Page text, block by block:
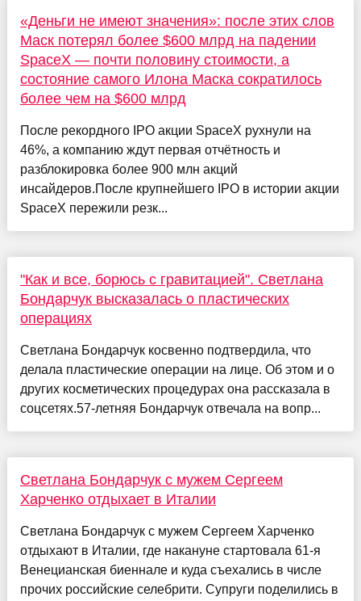
«Деньги не имеют значения»: после этих слов
Маск потерял более $600 млрд на падении
SpaceX — почти половину стоимости, а
состояние самого Илона Маска сократилось
более чем на $600 млрд
После рекордного IPO акции SpaceX рухнули на
46%, а компанию ждут первая отчётность и
разблокировка более 900 млн акций
инсайдеров.После крупнейшего IPO в истории акции
SpaceX пережили резк...
"Как и все, борюсь с гравитацией". Светлана
Бондарчук высказалась о пластических
операциях
Светлана Бондарчук косвенно подтвердила, что
делала пластические операции на лице. Об этом и о
других косметических процедурах она рассказала в
соцсетях.57-летняя Бондарчук отвечала на вопр...
Светлана Бондарчук с мужем Сергеем
Харченко отдыхает в Италии
Светлана Бондарчук с мужем Сергеем Харченко
отдыхают в Италии, где накануне стартовала 61-я
Венецианская биеннале и куда съехались в числе
прочих российские селебрити. Супруги поделились в